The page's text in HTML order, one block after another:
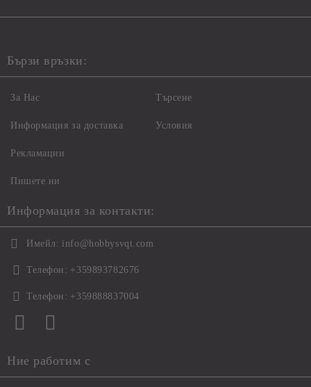
Бързи връзки:
За Нас
Информация за доставка
Рекламации
Пишете ни
Търсене
Условия
Информация за контакти:
Имейл: info@hobbysvqt.com
Телефон: +359893782676
Телефон: +359888837004
Ние работим с